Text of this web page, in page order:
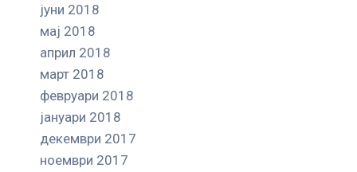
јуни 2018
мај 2018
април 2018
март 2018
февруари 2018
јануари 2018
декември 2017
ноември 2017